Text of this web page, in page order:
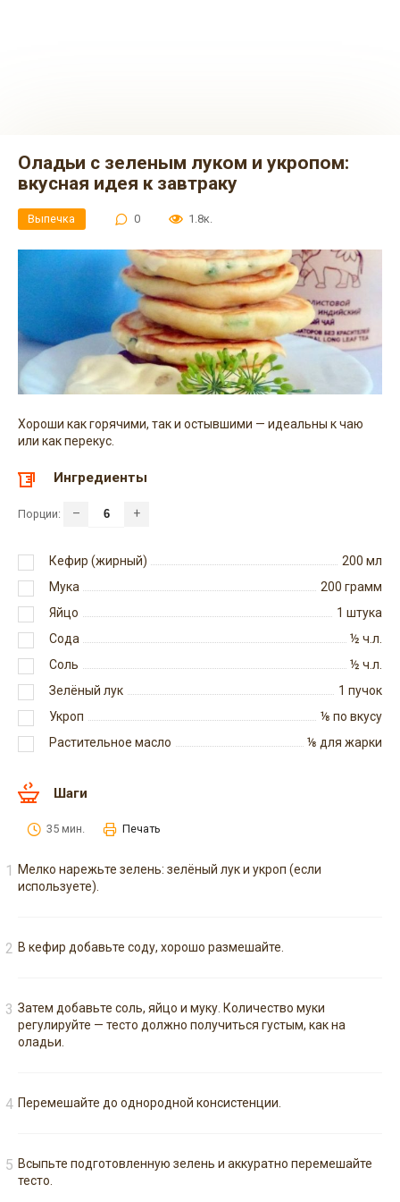
Оладьи с зеленым луком и укропом:
вкусная идея к завтраку
Выпечка 0 1.8к.
Хороши как горячими, так и остывшими — идеальны к чаю
или как перекус.
Ингредиенты
Порции: – +
Кефир (жирный) 200 мл
Мука
200 грамм
Яйцо
1 штука
Сода
½ ч.л.
Соль
½ ч.л.
Зелёный лук
1 пучок
Укроп
⅛ по вкусу
Растительное масло
⅛ для жарки
Шаги
35 мин. Печать
Мелко нарежьте зелень: зелёный лук и укроп (если
используете).
В кефир добавьте соду, хорошо размешайте.
Затем добавьте соль, яйцо и муку. Количество муки
регулируйте — тесто должно получиться густым, как на
оладьи.
Перемешайте до однородной консистенции.
Всыпьте подготовленную зелень и аккуратно перемешайте
тесто.